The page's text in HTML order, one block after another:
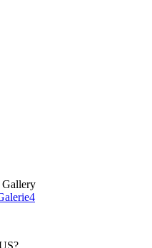
Gallery